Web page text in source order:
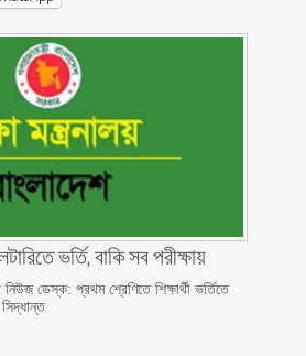
ভর্তি, বাকি সব পরীক্ষায়
ডেস্ক: প্রথম শ্রেণিতে শিক্ষার্থী ভর্তিতে